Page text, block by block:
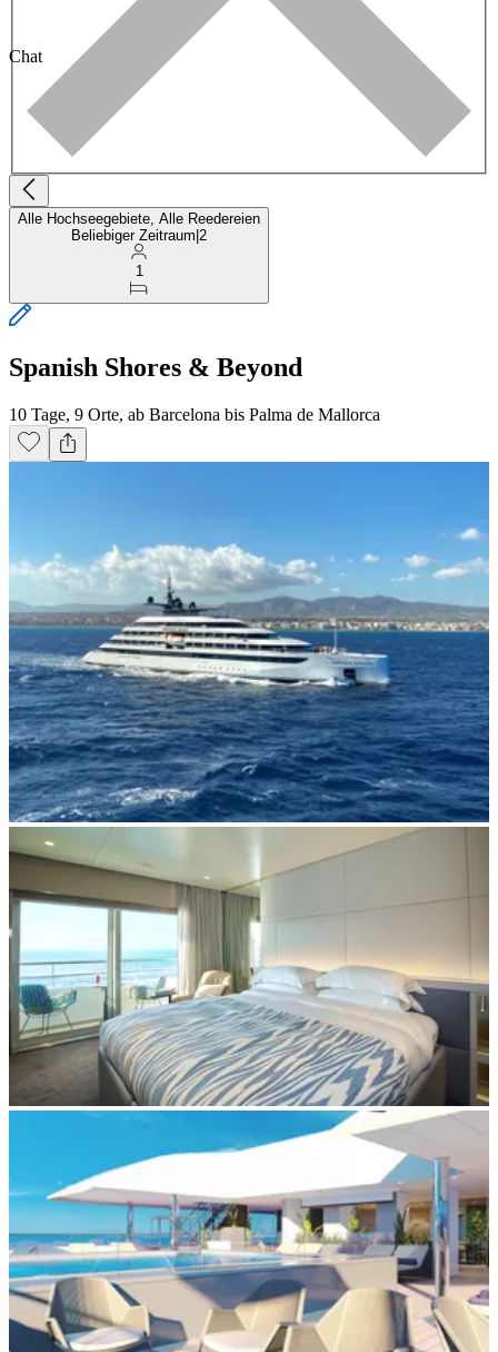
Chat
Alle Hochseegebiete, Alle Reedereien
Beliebiger Zeitraum 2
1
Spanish Shores & Beyond
10 Tage, 9 Orte, ab Barcelona bis Palma de Mallorca